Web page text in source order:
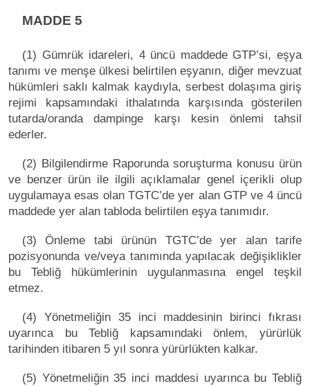
MADDE 5
(1) Gümrük idareleri, 4 üncü maddede GTP’si, eşya
tanımı ve menşe ülkesi belirtilen eşyanın, diğer mevzuat
hükümleri saklı kalmak kaydıyla, serbest dolaşıma giriş
rejimi kapsamındaki ithalatında karşısında gösterilen
tutarda/oranda dampinge karşı kesin önlemi tahsil
ederler.
(2) Bilgilendirme Raporunda soruşturma konusu ürün
ve benzer ürün ile ilgili açıklamalar genel içerikli olup
uygulamaya esas olan TGTC’de yer alan GTP ve 4 üncü
maddede yer alan tabloda belirtilen eşya tanımıdır.
(3) Önleme tabi ürünün TGTC’de yer alan tarife
pozisyonunda ve/veya tanımında yapılacak değişiklikler
bu Tebliğ hükümlerinin uygulanmasına engel teşkil
etmez.
(4) Yönetmeliğin 35 inci maddesinin birinci fıkrası
uyarınca bu Tebliğ kapsamındaki önlem, yürürlük
tarihinden itibaren 5 yıl sonra yürürlükten kalkar.
(5) Yönetmeliğin 35 inci maddesi uyarınca bu Tebliğ